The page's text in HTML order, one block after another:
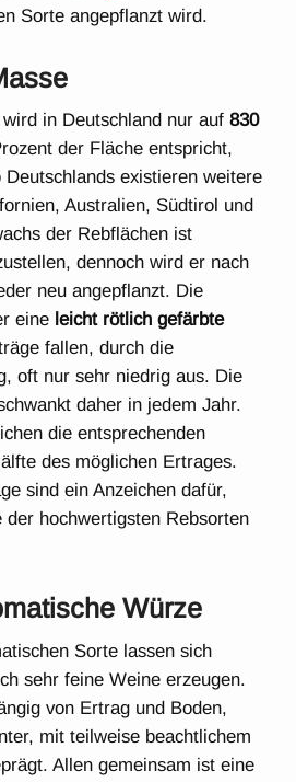
Sorte angepflanzt wird.
in Deutschland nur auf830
der Fläche entspricht,
existieren weitere
Australien, Südtirol und
der Rebflächen ist
dennoch wird er nach
neu angepflanzt. Die
eine leicht rötlich gefärbte
fallen, durch die
oft nur sehr niedrig aus. Die
daher in jedem Jahr.
die entsprechenden
des möglichen Ertrages.
sind ein Anzeichen dafür,
der hochwertigsten Rebsorten
Würze
Sorte lassen sich
sehr feine Weine erzeugen.
von Ertrag und Boden,
mit teilweise beachtlichem
Allen gemeinsam ist eine